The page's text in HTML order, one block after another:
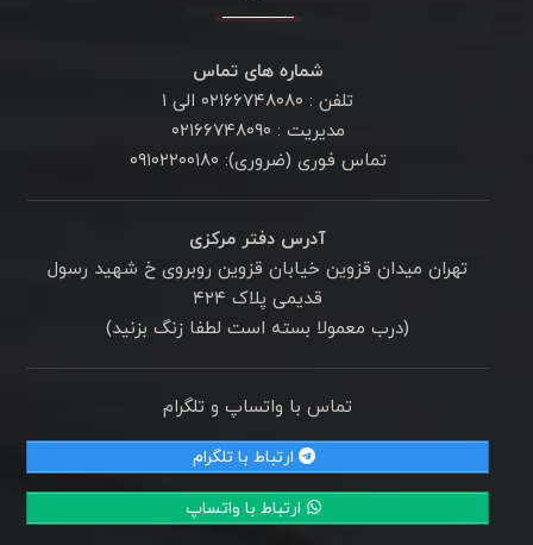
شماره های تماس
تلفن : ۰۲۱۶۶۷۴۸۰۸۰ الی ۱
مدیریت : ۰۲۱۶۶۷۴۸۰۹۰
تماس فوری (ضروری): ۰۹۱۰۲۲۰۰۱۸۰
آدرس دفتر مرکزی
تهران میدان قزوین خیابان قزوین روبروی خ شهید رسول
قدیمی پلاک ۴۲۴
(درب معمولا بسته است لطفا زنگ بزنید)
تماس با واتساپ و تلگرام
ارتباط با تلگرام
ارتباط با واتساپ